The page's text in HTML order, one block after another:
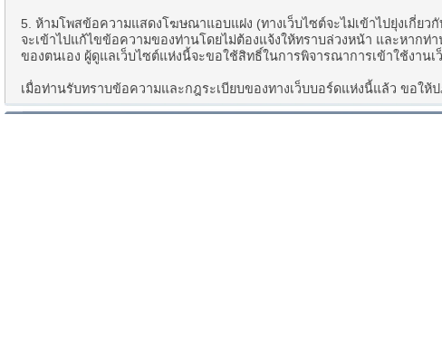
5. ห้ามโพสข้อความแสดงโฆษณาแอบแฝง (ทางเว็บไซต์จะไม่เข้าไปยุ่งเกี่
จะเข้าไปแก้ไขข้อความของท่านโดยไม่ต้องแจ้งให้ทราบล่วงหน้า และหา
ของตนเอง ผู้ดูแลเว็บไซต์แห่งนี้จะขอใช้สิทธิ์ในการพิจารณาการเข้าใช้งาน
เมื่อท่านรับทราบข้อความและกฎระเบียบของทางเว็บบอร์ดแห่งนี้แล้ว ขอใ